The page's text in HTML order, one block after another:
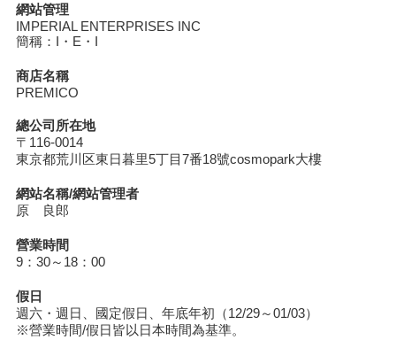
網站管理
IMPERIAL ENTERPRISES INC
簡稱：I・E・I
商店名稱
PREMICO
總公司所在地
〒116-0014
東京都荒川区東日暮里5丁目7番18號cosmopark大樓
網站名稱/網站管理者
原 良郎
營業時間
9：30～18：00
假日
週六・週日、國定假日、年底年初（12/29～01/03）
※營業時間/假日皆以日本時間為基準。